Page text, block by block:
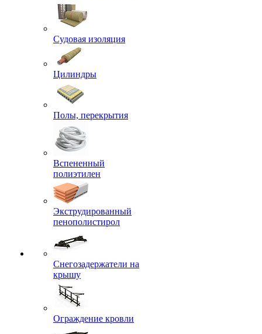
Судовая изоляция
Цилиндры
Полы, перекрытия
Вспененный
полиэтилен
Экструдированный
пенополистирол
Снегозадержатели на
крышу
Ограждение кровли